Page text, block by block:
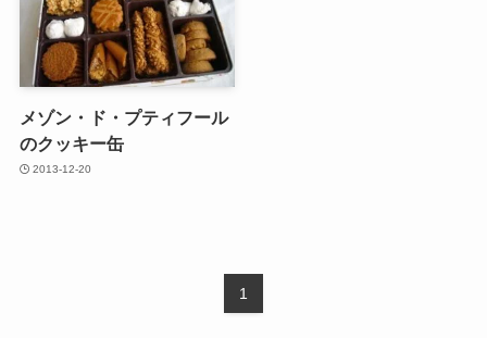
メゾン・ド・プティフール
のクッキー缶
2013-12-20
1